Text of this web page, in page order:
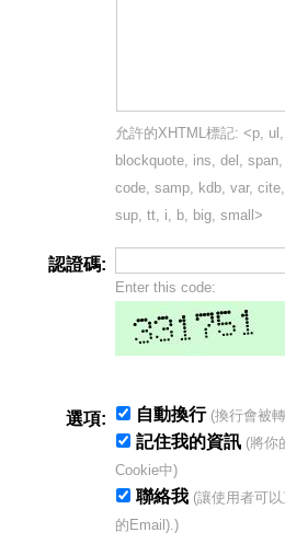
允許的XHTML標記: <p,
blockquote, ins, del,
code, samp, kdb, var,
sup, tt, i, b, big, small>
認證碼:
Enter this code:
選項: 自動換行 (換行會被
記住我的資訊 (將你
Cookie中)
聯絡我 (讓使用者可
的Email).)